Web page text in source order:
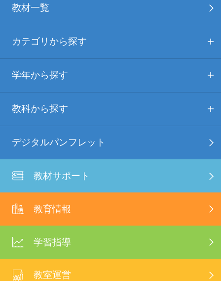
教材一覧
カテゴリから探す
学年から探す
教科から探す
デジタルパンフレット
教材サポート
教育情報
学習指導
教室運営